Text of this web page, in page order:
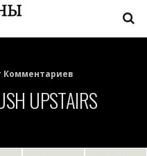
Комментариев
UPSTAIRS